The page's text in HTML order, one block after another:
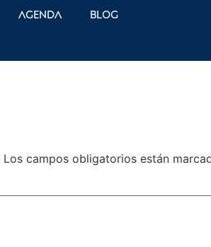
Agenda Blog
Los campos obligatorios están